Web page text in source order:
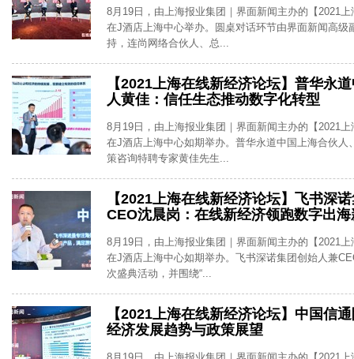
8月19日，由上海报业集团｜界面新闻主办的【2021
在J酒店上海中心举办。圆桌对话环节由界面新闻高级
持，连尚网络合伙人、总...
【2021上海在线新经济论坛】普华永
人黄佳：信任生态推动数字化转型
8月19日，由上海报业集团｜界面新闻主办的【2021
在J酒店上海中心如期举办。普华永道中国上海合伙人
策咨询特聘专家黄佳先生...
【2021上海在线新经济论坛】飞书深
CEO沈晨岗：在线新经济领跑数字出
8月19日，由上海报业集团｜界面新闻主办的【2021
在J酒店上海中心如期举办。飞书深诺集团创始人兼
次盛典活动，并围绕“...
【2021上海在线新经济论坛】中国信
经济发展趋势与政策展望